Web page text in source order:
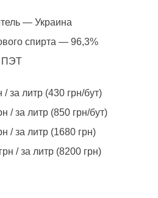
— Украина
спирта — 96,3%
ПЭТ
за литр (430 грн/бут)
/ за литр (850 грн/бут)
/ за литр (1680 грн)
/ за литр (8200 грн)